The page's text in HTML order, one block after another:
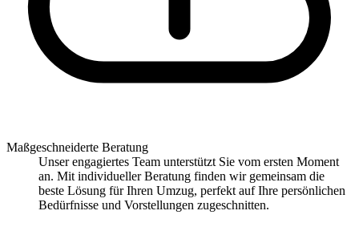
Maßgeschneiderte Beratung
Unser engagiertes Team unterstützt Sie vom ersten Moment
an. Mit individueller Beratung finden wir gemeinsam die
beste Lösung für Ihren Umzug, perfekt auf Ihre persönlichen
Bedürfnisse und Vorstellungen zugeschnitten.